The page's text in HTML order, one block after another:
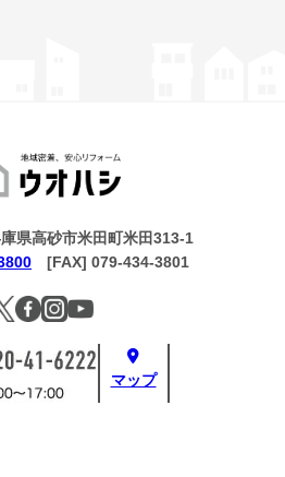
マップ
県高砂市米田町米田313-1
[FAX] 079-434-3801